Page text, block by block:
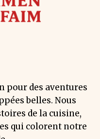
pour des aventures
belles. Nous
de la cuisine,
qui colorent notre